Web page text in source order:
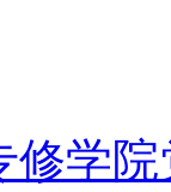
修学